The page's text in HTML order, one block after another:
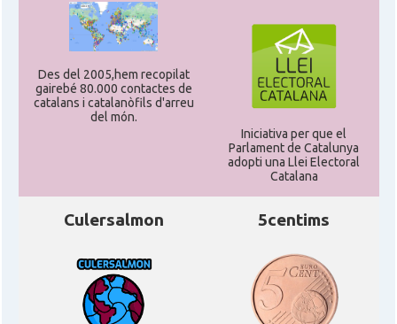
Des del 2005,hem recopilat
gairebé 80.000 contactes de
catalans i catalanòfils d'arreu
del món.
Iniciativa per que el
Parlament de Catalunya
adopti una Llei Electoral
Catalana
Culersalmon 5centims